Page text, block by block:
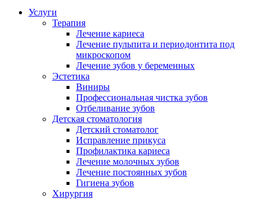
Услуги
Терапия
Лечение кариеса
Лечение пульпита и периодонтита под
микроскопом
Лечение зубов у беременных
Эстетика
Виниры
Профессиональная чистка зубов
Отбеливание зубов
Детская стоматология
Детский стоматолог
Исправление прикуса
Профилактика кариеса
Лечение молочных зубов
Лечение постоянных зубов
Гигиена зубов
Хирургия